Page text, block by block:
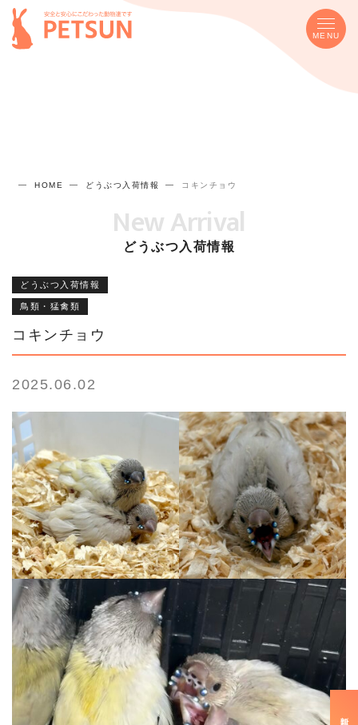
MENU
HOME どうぶつ入荷情報 コキンチョウ
New Arrival
どうぶつ入荷情報
どうぶつ入荷情報
鳥類・猛禽類
コキンチョウ
2025.06.02